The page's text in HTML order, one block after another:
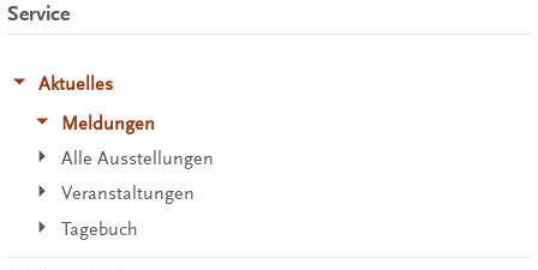
Service
Aktuelles
Meldungen
Alle Ausstellungen
Veranstaltungen
Tagebuch